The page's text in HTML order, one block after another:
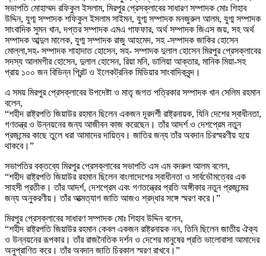
সভাপতি মোহাম্মদ রফিকুল ইসলাম, মিরপুর প্রেসক্লাবের সাধারণ সম্পাদক মোঃ শিহাব
উদ্দিন, যুগ্ম সম্পাদক শফিকুল ইসলাম সাইমন, যুগ্ম সম্পাদক মনজুরুল আলম, যুগ্ম সম্পাদক
সাংবাদিক সুমন খান, দপ্তর সম্পাদক এমএ গাফফার, অর্থ সম্পাদক জিএস জয়, সহ অর্থ
সম্পাদক আব্দুল মালেক, যুগ্ম সম্পাদক রাজু আহমেদ, সহ -সম্পাদক জাকির হোসেন
মোল্লা,সহ- সম্পাদক শাহাদাত হোসেন, সহ- সম্পাদক দুলাল হোসেন মিরপুর প্রেসক্লাবের
সদস্য আলমগীর হোসেন, দুলাল হোসেন, রিয়া মনি, ডালিয়া আক্তার, মানিক মিয়া-সহ
প্রায় ১০০ জন বিভিন্ন প্রিন্ট ও ইলেকট্রনিক মিডিয়ার সাংবাদিকবৃন্দ।
এ সময় মিরপুর প্রেসক্লাবের উপদেষ্টা ও মাতৃ জগত পত্রিকার সম্পাদক খান সেলিম রহমান
বলেন,
“শহীদ রাষ্ট্রপতি জিয়াউর রহমান ছিলেন একজন দূরদর্শী রাষ্ট্রনায়ক, যিনি দেশের স্বাধীনতা,
গণতন্ত্র ও উন্নয়নের জন্য আজীবন কাজ করেছেন। তাঁর আদর্শ ও দেশপ্রেম নতুন
প্রজন্মের কাছে তুলে ধরা আমাদের দায়িত্ব। জাতির জন্য তাঁর অবদান চিরস্মরণীয় হয়ে
থাকবে।”
সভাপতির বক্তব্যে মিরপুর প্রেসক্লাবের সভাপতি এস এম বদরুল আলম বলেন,
“শহীদ রাষ্ট্রপতি জিয়াউর রহমান ছিলেন বাংলাদেশের স্বাধীনতা ও সার্বভৌমত্বের এক
সাহসী প্রতীক। তাঁর আদর্শ, দেশপ্রেম এবং গণতন্ত্রের প্রতি অঙ্গীকার নতুন প্রজন্মের
জন্য অনুকরণীয়। তাঁর আত্মত্যাগ জাতি আজও শ্রদ্ধার সঙ্গে স্মরণ করে।”
মিরপুর প্রেসক্লাবের সাধারণ সম্পাদক মোঃ শিহাব উদ্দিন বলেন,
“শহীদ রাষ্ট্রপতি জিয়াউর রহমান কেবল একজন রাষ্ট্রনায়ক নন, তিনি ছিলেন জাতীয় ঐক্য
ও উন্নয়নের রূপকার। তাঁর রাজনৈতিক দর্শন ও দেশের মানুষের প্রতি ভালোবাসা আমাদের
অনুপ্রাণিত করে। তাঁর অবদান জাতি চিরকাল স্মরণ রাখবে।”